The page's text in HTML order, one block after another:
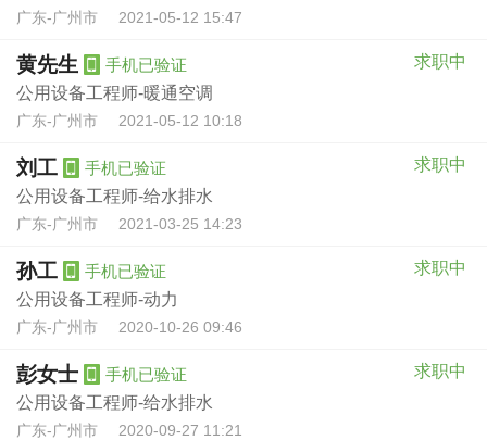
广东-广州市 2021-05-12 15:47
黄先生 手机已验证
求职中
公用设备工程师-暖通空调
广东-广州市 2021-05-12 10:18
刘工 手机已验证
求职中
公用设备工程师-给水排水
广东-广州市 2021-03-25 14:23
孙工 手机已验证
求职中
公用设备工程师-动力
广东-广州市 2020-10-26 09:46
彭女士 手机已验证
求职中
公用设备工程师-给水排水
广东-广州市 2020-09-27 11:21